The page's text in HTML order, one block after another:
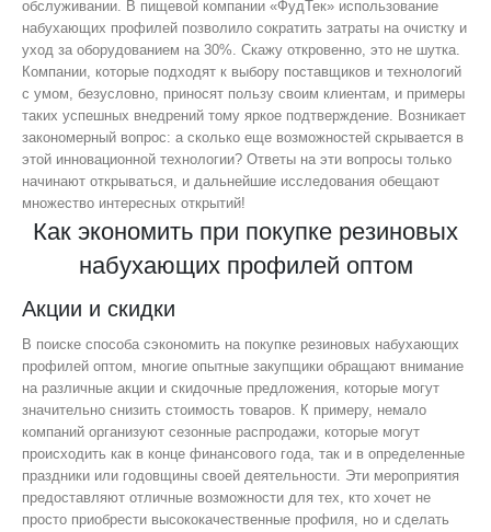
обслуживании. В пищевой компании «ФудТек» использование
набухающих профилей позволило сократить затраты на очистку и
уход за оборудованием на 30%. Скажу откровенно, это не шутка.
Компании, которые подходят к выбору поставщиков и технологий
с умом, безусловно, приносят пользу своим клиентам, и примеры
таких успешных внедрений тому яркое подтверждение. Возникает
закономерный вопрос: а сколько еще возможностей скрывается в
этой инновационной технологии? Ответы на эти вопросы только
начинают открываться, и дальнейшие исследования обещают
множество интересных открытий!
Как экономить при покупке резиновых
набухающих профилей оптом
Акции и скидки
В поиске способа сэкономить на покупке резиновых набухающих
профилей оптом, многие опытные закупщики обращают внимание
на различные акции и скидочные предложения, которые могут
значительно снизить стоимость товаров. К примеру, немало
компаний организуют сезонные распродажи, которые могут
происходить как в конце финансового года, так и в определенные
праздники или годовщины своей деятельности. Эти мероприятия
предоставляют отличные возможности для тех, кто хочет не
просто приобрести высококачественные профиля, но и сделать